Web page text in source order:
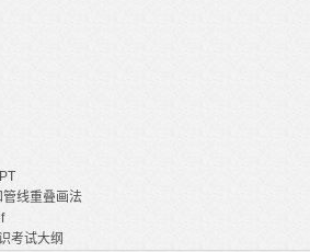
线重叠画法
考试大纲